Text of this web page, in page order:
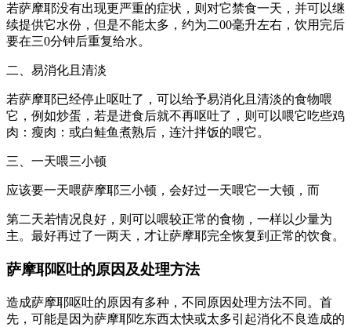
若萨摩耶没有出现更严重的症状，则对它禁食一天，并可以继
续提供它水份，但是不能太多，约为二00毫升左右，饮用完后
要在三0分钟后重复给水。
二、易消化且清淡
若萨摩耶已经停止呕吐了，可以给予易消化且清淡的食物喂
它，例如炒蛋，若是进食后就不再呕吐了，则可以喂它吃些鸡
肉：瘦肉：或白鲑鱼煮熟后，连汁拌饭的喂它。
三、一天喂三小顿
应该要一天喂萨摩耶三小顿，会好过一天喂它一大顿，而
第二天若情况良好，则可以喂较正常的食物，一样以少量为
主。最好再过了一两天，才让萨摩耶完全恢复到正常的饮食。
萨摩耶呕吐的原因及处理方法
造成萨摩耶呕吐的原因有多种，不同原因处理方法不同。首
先，可能是因为萨摩耶吃东西太快或太多引起消化不良造成的